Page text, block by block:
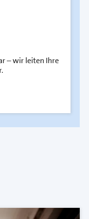
– wir leiten Ihre